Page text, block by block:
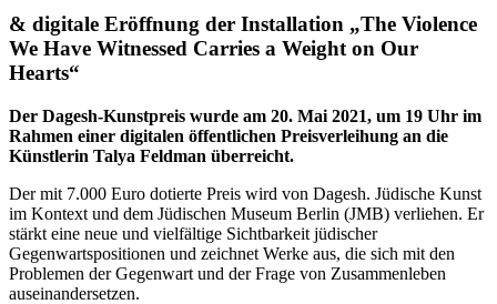
& digitale Eröffnung der Installation „The Violence
We Have Witnessed Carries a Weight on Our
Hearts“
Der Dagesh-Kunstpreis wurde am 20. Mai 2021, um 19 Uhr im
Rahmen einer digitalen öffentlichen Preis­verleihung an die
Künstlerin Talya Feldman überreicht.
Der mit 7.000 Euro dotierte Preis wird von Dagesh. Jüdische Kunst
im Kontext und dem Jüdischen Museum Berlin (JMB) verliehen. Er
stärkt eine neue und vielfältige Sichtbarkeit jüdischer
Gegenwartspositionen und zeichnet Werke aus, die sich mit den
Problemen der Gegenwart und der Frage von Zusammenleben
auseinandersetzen.